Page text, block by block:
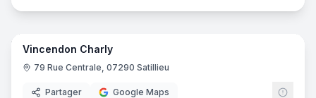
22
Vincendon Charly
79 Rue Centrale, 07290 Satillieu
Partager Google Maps